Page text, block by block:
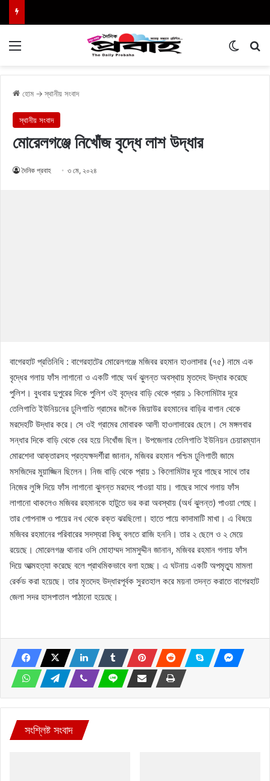
হোম → স্থানীয় সংবাদ
স্থানীয় সংবাদ
মোরেলগঞ্জে নিখোঁজ বৃদ্ধে লাশ উদ্ধার
দৈনিক প্রবাহ ৩ মে, ২০২৪
বাগেরহাট প্রতিনিধি : বাগেরহাটের মোরেলগঞ্জে মজিবর রহমান হাওলাদার (৭৫) নামে এক
বৃদ্ধের গলায় ফাঁস লাগানো ও একটি গাছে অর্ধ ঝুলন্ত অবস্থায় মৃতদেহ উদ্ধার করেছে
পুলিশ। বুধবার দুপুরের দিকে পুলিশ ওই বৃদ্ধের বাড়ি থেকে প্রায় ১ কিলোমিটার দূরে
তেলিগাতি ইউনিয়নের ঢুলিগাতি গ্রামের জনৈক জিয়াউর রহমানের বাড়ির বাগান থেকে
মরদেহটি উদ্ধার করে। সে ওই গ্রামের মোবারক আলী হাওলাদারের ছেলে। সে মঙ্গলবার
সন্ধার দিকে বাড়ি থেকে বের হয়ে নিখোঁজ ছিল। উপজেলার তেলিগাতি ইউনিয়ন চেয়ারম্যান
মোরশেদা আক্তারসহ প্রত্যক্ষদর্শীরা জানান, মজিবর রহমান পশ্চিম ঢুলিগাতী জামে
মসজিদের মুয়াজ্জিন ছিলেন। নিজ বাড়ি থেকে প্রায় ১ কিলোমিটার দূরে গাছের সাথে তার
নিজের লুঙ্গি দিয়ে ফাঁস লাগানো ঝুলন্ত মরদেহ পাওয়া যায়। গাছের সাথে গলায় ফাঁস
লাগানো থাকলেও মজিবর রহমানকে হাটুতে ভর করা অবস্থায় (অর্ধ ঝুলন্ত) পাওয়া গেছে।
তার গোপনাঙ্গ ও পায়ের নখ থেকে রক্ত ঝরছিলো। হাতে পায়ে কাদামাটি মাখা। এ বিষয়ে
মজিবর রহমানের পরিবারের সদস্যরা কিছু বলতে রাজি হননি। তার ২ ছেলে ও ২ মেয়ে
রয়েছে। মোরেলগঞ্জ থানার ওসি মোহাম্মদ সামসুদ্দীন জানান, মজিবর রহমান গলায় ফাঁস
দিয়ে আত্মহত্যা করেছে বলে প্রাথমিকভাবে বলা হচ্ছে। এ ঘটনায় একটি অপমৃত্যু মামলা
রের্কড করা হয়েছে। তার মৃতদেহ উদ্ধারপূর্বক সুরতহাল করে ময়না তদন্ত করাতে বাগেরহাট
জেলা সদর হাসপাতাল পাঠানো হয়েছে।
সংশ্লিষ্ট সংবাদ